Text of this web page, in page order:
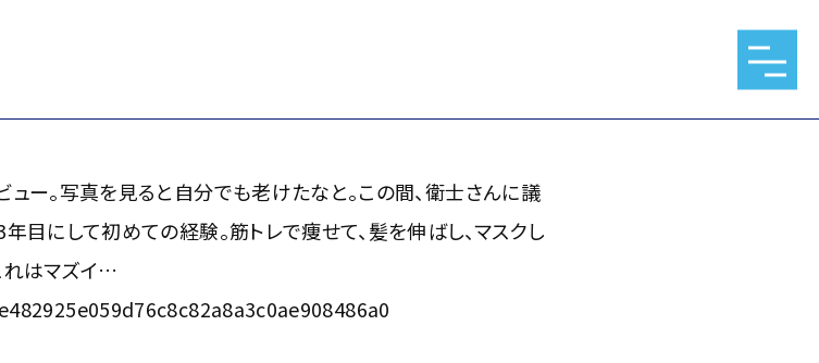
真を見ると自分でも老けたなと。この間、衛士さんに議員会館入口で
。筋トレで痩せて、髪を伸ばし、マスクしてると誰か分からないらし
ー。写真を見ると自分でも老けたなと。この間、衛士さんに議
にして初めての経験。筋トレで痩せて、髪を伸ばし、マスクし
れはマズイ…